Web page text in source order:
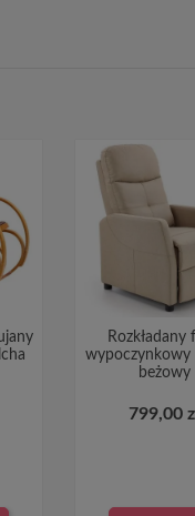
Rozkładany
wypoczynkowy
beżowy
799,00